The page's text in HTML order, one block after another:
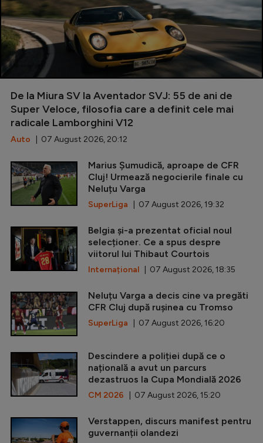
De la Miura SV la Aventador SVJ: 55 de ani de
Super Veloce, filosofia care a definit cele mai
radicale Lamborghini V12
Auto | 07 August 2026, 20:12
Marius Șumudică, aproape de CFR
Cluj! Urmează negocierile finale cu
Neluțu Varga
SuperLiga | 07 August 2026, 19:32
Belgia și-a prezentat oficial noul
selecționer. Ce a spus despre
viitorul lui Thibaut Courtois
Internațional | 07 August 2026, 18:35
Neluțu Varga a decis cine va pregăti
CFR Cluj după rușinea cu Tromso
SuperLiga | 07 August 2026, 16:20
Descindere a poliției după ce o
națională a avut un parcurs
dezastruos la Cupa Mondială 2026
CM 2026 | 07 August 2026, 15:20
Verstappen, discurs manifest pentru
guvernanții olandezi